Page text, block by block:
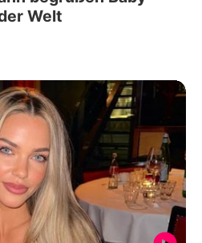
Welt